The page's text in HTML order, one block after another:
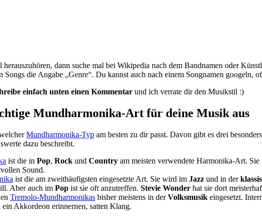
herauszuhören, dann suche mal bei Wikipedia nach dem Bandnamen oder
Songs die Angabe „Genre“. Du kannst auch nach einem Songnamen googeln,
einfach unten einen Kommentar und ich verrate dir den Musikstil :)
Mundharmonika-Art für deine Musik aus
Mundharmonika­-Typ am besten zu dir passt. Davon gibt es drei
dazu beschreibt.
ist die in Pop, Rock und Country am meisten verwendete Harmonika-Art. Sie
Sound.
ist die am zweithäufigsten eingesetzte Art. Sie wird im Jazz und in der
Aber auch im Pop ist sie oft anzutreffen. Stevie Wonder hat sie dort
Tremolo-Mundharmonikas bisher meistens in derVolksmusik eingesetzt.
ein Akkordeon erinnernen, satten Klang.